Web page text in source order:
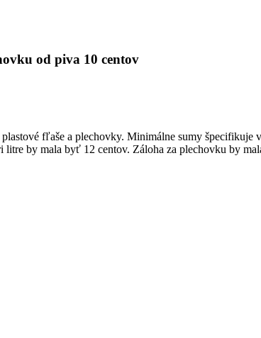
od piva 10 centov
fľaše a plechovky. Minimálne sumy
by mala byť 12 centov. Záloha za plechovku by